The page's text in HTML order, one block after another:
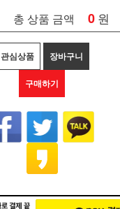
총 상품 금액 0 원
관심상품 장바구니
구매하기